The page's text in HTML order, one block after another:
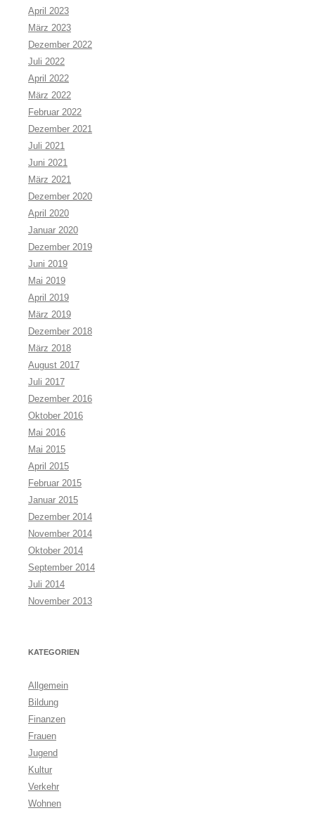
April 2023
März 2023
Dezember 2022
Juli 2022
April 2022
März 2022
Februar 2022
Dezember 2021
Juli 2021
Juni 2021
März 2021
Dezember 2020
April 2020
Januar 2020
Dezember 2019
Juni 2019
Mai 2019
April 2019
März 2019
Dezember 2018
März 2018
August 2017
Juli 2017
Dezember 2016
Oktober 2016
Mai 2016
Mai 2015
April 2015
Februar 2015
Januar 2015
Dezember 2014
November 2014
Oktober 2014
September 2014
Juli 2014
November 2013
KATEGORIEN
Allgemein
Bildung
Finanzen
Frauen
Jugend
Kultur
Verkehr
Wohnen